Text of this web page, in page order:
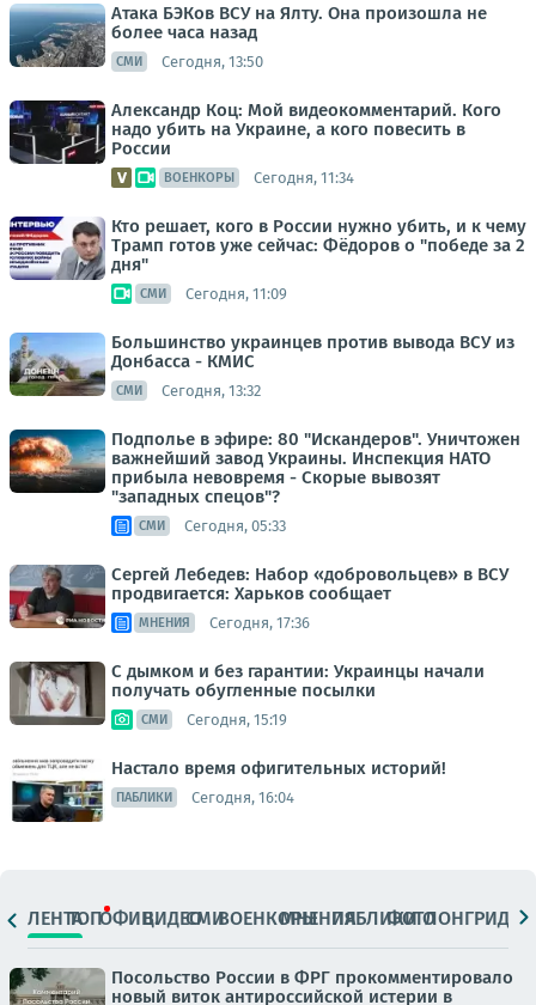
Атака БЭКов ВСУ на Ялту. Она произошла не
более часа назад
СМИ Сегодня, 13:50
Александр Коц: Мой видеокомментарий. Кого
надо убить на Украине, а кого повесить в
России
ВОЕНКОРЫ Сегодня, 11:34
Кто решает, кого в России нужно убить, и к чему
Трамп готов уже сейчас: Фёдоров о "победе за 2
дня"
СМИ Сегодня, 11:09
Большинство украинцев против вывода ВСУ из
Донбасса - КМИС
СМИ Сегодня, 13:32
Подполье в эфире: 80 "Искандеров". Уничтожен
важнейший завод Украины. Инспекция НАТО
прибыла невовремя - Скорые вывозят
"западных спецов"?
СМИ Сегодня, 05:33
Сергей Лебедев: Набор «добровольцев» в ВСУ
продвигается: Харьков сообщает
МНЕНИЯ Сегодня, 17:36
С дымком и без гарантии: Украинцы начали
получать обугленные посылки
СМИ Сегодня, 15:19
Настало время офигительных историй!
ПАБЛИКИ Сегодня, 16:04
ЛЕНТАТОПОФИЦ.ВИДЕОСМИВОЕНКОРЫМНЕНИЯПАБЛИКИ
ФОТОЛОНГРИДЫ
Посольство России в ФРГ прокомментировало
новый виток антироссийской истерии в